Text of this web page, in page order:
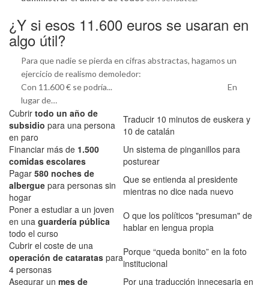
¿Y si esos 11.600 euros se usaran en
algo útil?
Para que nadie se pierda en cifras abstractas, hagamos un
ejercicio de realismo demoledor:
Con 11.600 € se podría... En
lugar de…
Cubrir todo un año de
subsidio para una persona
en paro
Traducir 10 minutos de euskera y
10 de catalán
Financiar más de 1.500
comidas escolares
Un sistema de pinganillos para
posturear
Pagar 580 noches de
albergue para personas sin
hogar
Que se entienda al presidente
mientras no dice nada nuevo
Poner a estudiar a un joven
en una guardería pública
todo el curso
O que los políticos "presuman" de
hablar en lengua propia
Cubrir el coste de una
operación de cataratas para
4 personas
Porque “queda bonito” en la foto
institucional
Asegurar un mes de
Por una traducción innecesaria en